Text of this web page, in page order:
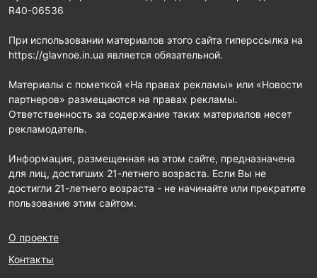
R40-06536
При использовании материалов этого сайта гиперссылка на
https://glavnoe.in.ua является обязательной.
Материалы с пометкой «На правах рекламы» или «Новости
партнеров» размещаются на правах рекламы.
Ответственность за содержание таких материалов несет
рекламодатель.
Информация, размещенная на этом сайте, предназначена
для лиц, достигших 21-летнего возраста. Если Вы не
достигли 21-летнего возраста - не начинайте или прекратите
пользование этим сайтом.
О проекте
Контакты